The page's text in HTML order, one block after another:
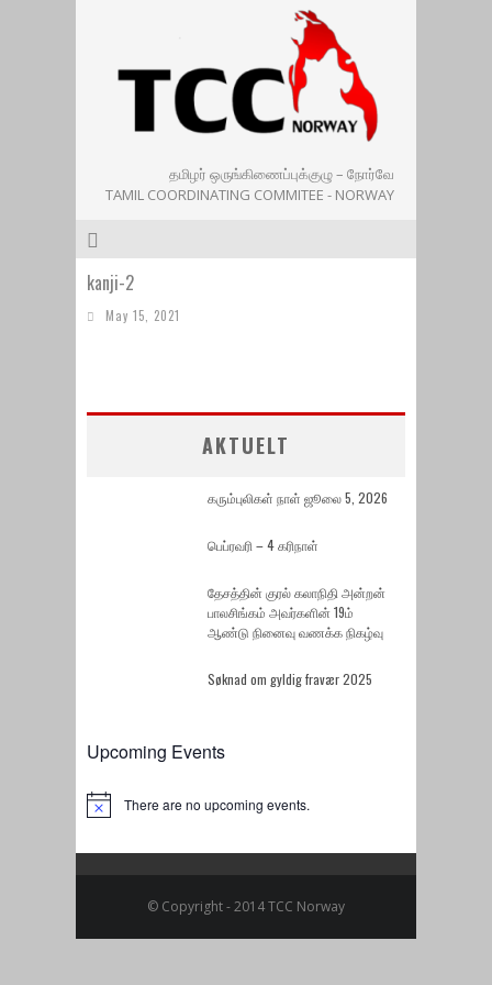
தமிழர் ஒருங்கிணைப்புக்குழு – நோர்வே
TAMIL COORDINATING COMMITEE - NORWAY
kanji-2
May 15, 2021
AKTUELT
கரும்புலிகள் நாள் ஜூலை 5, 2026
பெப்ரவரி – 4 கரிநாள்
தேசத்தின் குரல் கலாநிதி அன்றன்
பாலசிங்கம் அவர்களின் 19ம்
ஆண்டு நினைவு வணக்க நிகழ்வு
Søknad om gyldig fravær 2025
Upcoming Events
Notice There are no upcoming events.
© Copyright - 2014 TCC Norway